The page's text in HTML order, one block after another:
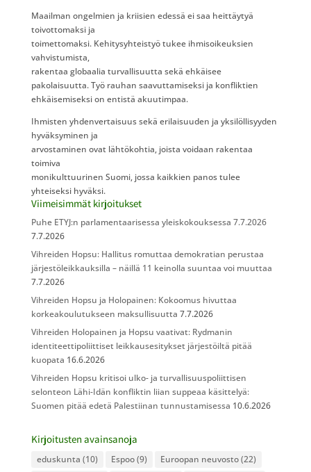
Maailman ongelmien ja kriisien edessä ei saa heittäytyä
toivottomaksi ja
toimettomaksi. Kehitysyhteistyö tukee ihmisoikeuksien
vahvistumista,
rakentaa globaalia turvallisuutta sekä ehkäisee
pakolaisuutta. Työ rauhan saavuttamiseksi ja konfliktien
ehkäisemiseksi on entistä akuutimpaa.
Ihmisten yhdenvertaisuus sekä erilaisuuden ja yksilöllisyyden
hyväksyminen ja
arvostaminen ovat lähtökohtia, joista voidaan rakentaa
toimiva
monikulttuurinen Suomi, jossa kaikkien panos tulee
yhteiseksi hyväksi.
Viimeisimmät kirjoitukset
Puhe ETYJ:n parlamentaarisessa yleiskokouksessa 7.7.2026
7.7.2026
Vihreiden Hopsu: Hallitus romuttaa demokratian perustaa
järjestöleikkauksilla – näillä 11 keinolla suuntaa voi muuttaa
7.7.2026
Vihreiden Hopsu ja Holopainen: Kokoomus hivuttaa
korkeakoulutukseen maksullisuutta 7.7.2026
Vihreiden Holopainen ja Hopsu vaativat: Rydmanin
identiteettipoliittiset leikkausesitykset järjestöiltä pitää
kuopata 16.6.2026
Vihreiden Hopsu kritisoi ulko- ja turvallisuuspoliittisen
selonteon Lähi-Idän konfliktin liian suppeaa käsittelyä:
Suomen pitää edetä Palestiinan tunnustamisessa 10.6.2026
Kirjoitusten avainsanoja
eduskunta (10) Espoo(9) Euroopan neuvosto(22)